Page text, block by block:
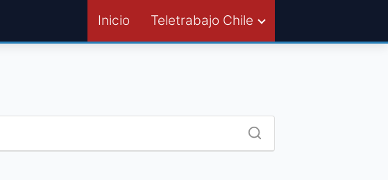
Inicio Teletrabajo Chile